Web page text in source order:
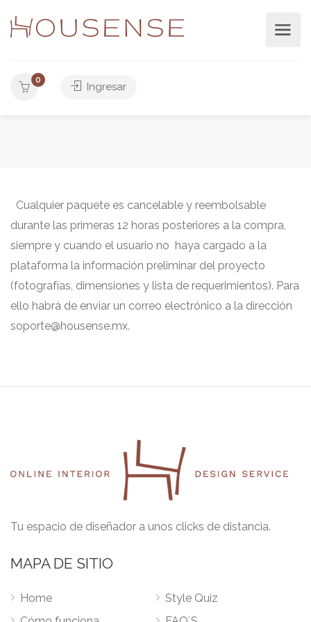
0
Ingresar
Cualquier paquete es cancelable y reembolsable
durante las primeras 12 horas posteriores a la compra,
siempre y cuando el usuario no haya cargado a la
plataforma la información preliminar del proyecto
(fotografías, dimensiones y lista de requerimientos). Para
ello habrá de enviar un correo electrónico a la dirección
soporte@housense.mx.
Tu espacio de diseñador a unos clicks de distancia.
MAPA DE SITIO
Home
Style Quiz